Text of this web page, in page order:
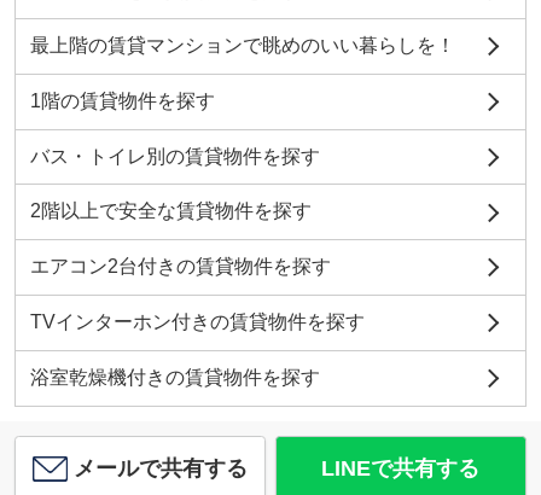
最上階の賃貸マンションで眺めのいい暮らしを！
1階の賃貸物件を探す
バス・トイレ別の賃貸物件を探す
2階以上で安全な賃貸物件を探す
エアコン2台付きの賃貸物件を探す
TVインターホン付きの賃貸物件を探す
浴室乾燥機付きの賃貸物件を探す
メールで共有する LINEで共有する